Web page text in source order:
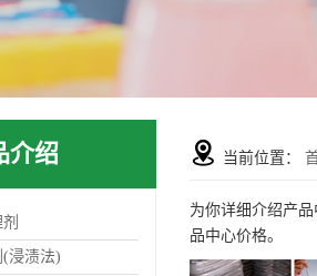
介绍
浸渍法)
当前位置：
为你详细介绍产
品中心价格。